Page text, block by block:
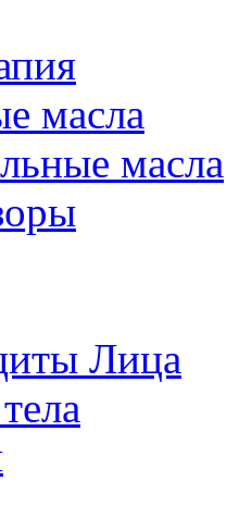
масла
масла
Лица